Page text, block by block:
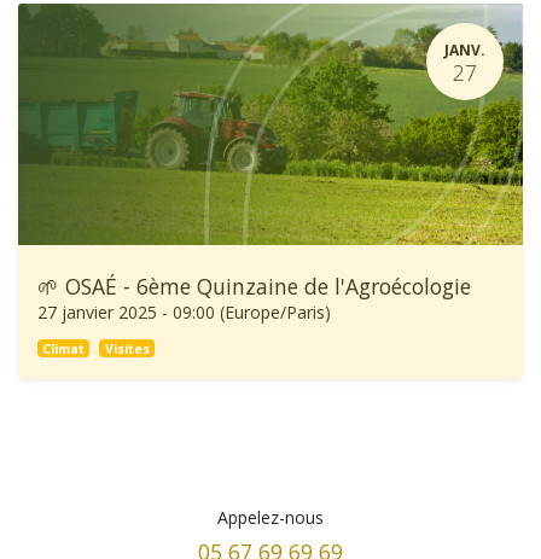
JANV.
27
🌱 OSAÉ - 6ème Quinzaine de l'Agroécologie
27 janvier 2025 - 09:00 (Europe/Paris)
Climat Visites
Appelez-nous
05 67 69 69 69